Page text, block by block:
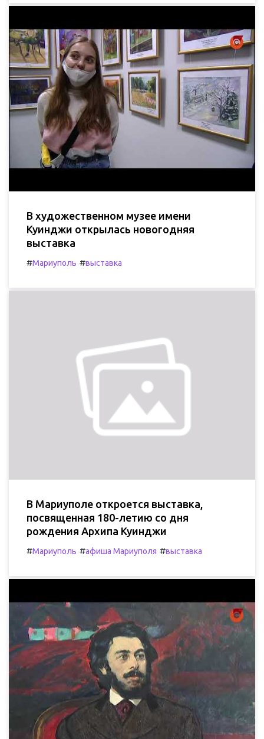
В художественном музее имени
Куинджи открылась новогодняя
выставка
#Мариуполь #выставка
В Мариуполе откроется выставка,
посвященная 180-летию со дня
рождения Архипа Куинджи
#Мариуполь #афиша Мариуполя #выставка